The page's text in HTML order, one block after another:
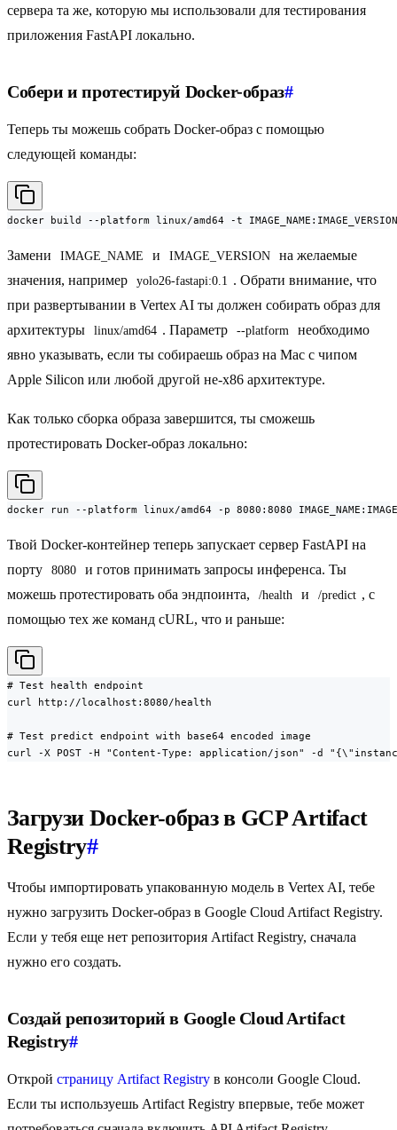
сервера та же, которую мы использовали для тестирования
приложения FastAPI локально.
Собери и протестируй Docker-образ#
Теперь ты можешь собрать Docker-образ с помощью
следующей команды:
docker build --platform linux/amd64 -t
Замени IMAGE_NAME и IMAGE_VERSION
на желаемые
значения, например
yolo26-fastapi:0.1 . Обрати внимание, что
при развертывании в Vertex AI ты должен собирать образ для
архитектуры
linux/amd64 . Параметр --platform
необходимо
явно указывать, если ты собираешь образ на Mac с чипом
Apple Silicon или любой другой не-x86 архитектуре.
Как только сборка образа завершится, ты сможешь
протестировать Docker-образ локально:
docker run --platform linux/amd64 -p 8080:8080
Твой Docker-контейнер теперь запускает сервер FastAPI на
порту
8080
и готов принимать запросы инференса. Ты
можешь протестировать оба эндпоинта,
/health и /predict , с
помощью тех же команд cURL, что и раньше:
# Test health endpoint
curl http://localhost:8080/health
# Test predict endpoint with base64 encoded image
curl -X POST -H "Content-Type: application/json" -d
Загрузи Docker-образ в GCP Artifact
Registry#
Чтобы импортировать упакованную модель в Vertex AI, тебе
нужно загрузить Docker-образ в Google Cloud Artifact Registry.
Если у тебя еще нет репозитория Artifact Registry, сначала
нужно его создать.
Создай репозиторий в Google Cloud Artifact
Registry#
Открой страницу Artifact Registry в консоли Google Cloud.
Если ты используешь Artifact Registry впервые, тебе может